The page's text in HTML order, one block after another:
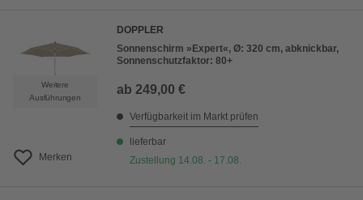
Weitere
Ausführungen
Merken
DOPPLER
Sonnenschirm »Expert«, Ø: 320 cm, abknickbar,
Sonnenschutzfaktor: 80+
ab 249,00 €
Verfügbarkeit im Markt prüfen
lieferbar
Zustellung 14.08. - 17.08.